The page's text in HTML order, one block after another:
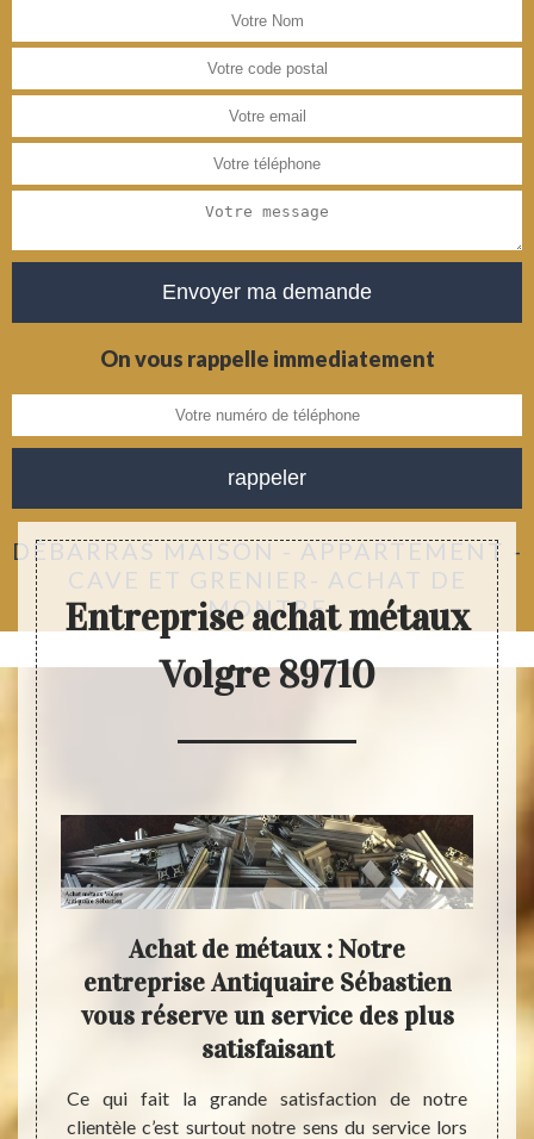
On vous rappelle immediatement
DÉBARRAS MAISON - APPARTEMENT -
CAVE ET GRENIER- ACHAT DE
MONTRE
Entreprise achat métaux
Volgre 89710
les
Achat de métaux : Notre
entreprise Antiquaire Sébastien
vous réserve un service des plus
satisfaisant
Ce qui fait la grande satisfaction de notre
clientèle c’est surtout notre sens du service lors